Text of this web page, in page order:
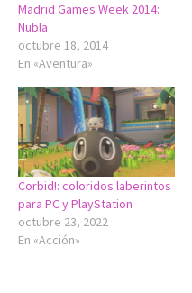
Madrid Games Week 2014:
Nubla
octubre 18, 2014
En «Aventura»
Corbid!: coloridos laberintos
para PC y PlayStation
octubre 23, 2022
En «Acción»